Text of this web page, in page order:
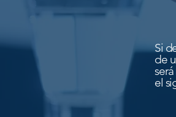
Si
de
el